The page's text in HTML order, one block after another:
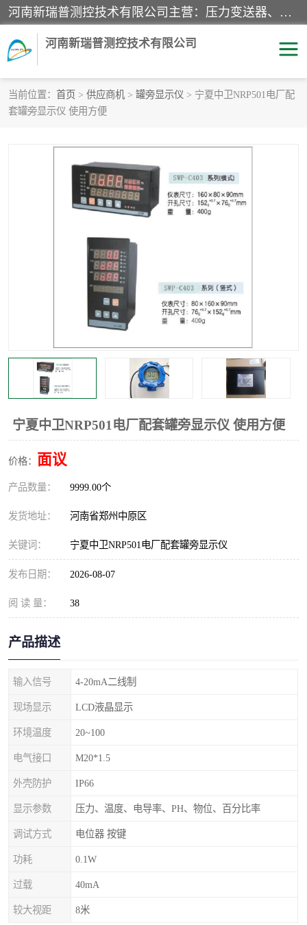
河南新瑞普测控技术有限公司主营：压力变送器、液位变送器、差压变送器、雷达料位计、电容物位计、温度显示控制仪表、电量变送器、流量计、工业自动化系统成套设备。
河南新瑞普测控技术有限公司
当前位置： 首页 > 供应商机 > 罐旁显示仪 > 宁夏中卫NRP501电厂配
套罐旁显示仪 使用方便
宁夏中卫NRP501电厂配套罐旁显示仪 使用方便
价格： 面议
产品数量： 9999.00个
发货地址： 河南省郑州中原区
关键词： 宁夏中卫NRP501电厂配套罐旁显示仪
发布日期： 2026-08-07
阅 读 量： 38
产品描述
输入信号 4-20mA二线制
现场显示 LCD液晶显示
环境温度 20~100
电气接口 M20*1.5
外壳防护 IP66
显示参数 压力、温度、电导率、PH、物位、百分比率
调试方式 电位器 按键
功耗 0.1W
过载 40mA
较大视距 8米
霍尼韦尔压力变送器
雷达料位计
标准型工业压力变送器 罐旁显示仪
电容物位计
温度显示控制仪表 电量变送器